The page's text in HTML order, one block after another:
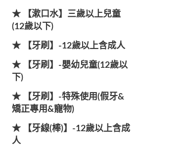
★ 【漱口水】三歲以上兒童
(12歲以下)
★ 【牙刷】-12歲以上含成人
★ 【牙刷】-嬰幼兒童(12歲以
下)
★ 【牙刷】-特殊使用(假牙&
矯正專用&寵物)
★ 【牙線(棒)】-12歲以上含成
人